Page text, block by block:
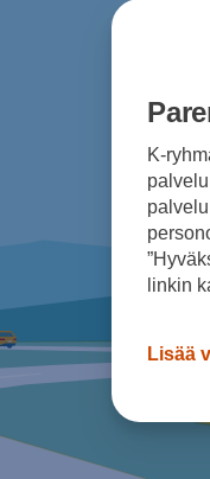
K-
linkin
Lisää